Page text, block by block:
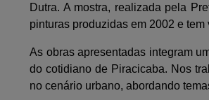
Dutra. A mostra, realizada pela
pinturas produzidas em 2002 e
As obras apresentadas integram
do cotidiano de Piracicaba. Nos
no cenário urbano, abordando